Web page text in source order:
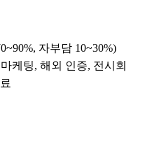
자부담 10~30%)
케팅, 해외 인증, 전시회